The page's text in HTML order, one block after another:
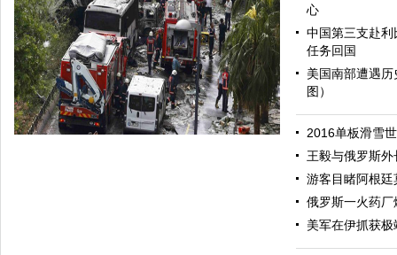
哈里与梅根亮相都柏林街头接受民众欢迎
心
中国第三支赴
任务回国
美国南部遭遇
图）
2016单板滑雪
王毅与俄罗斯
游客目睹阿根
俄罗斯一火药
美军在伊抓获极